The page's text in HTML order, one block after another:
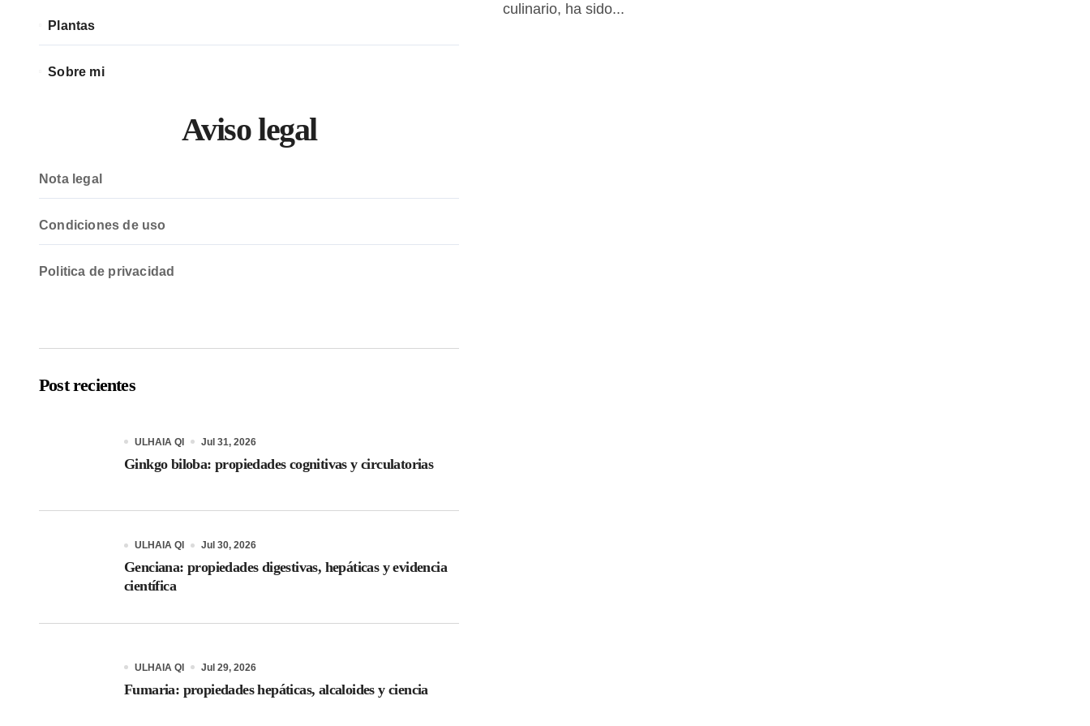
Plantas
Sobre mi
Aviso legal
Nota legal
Condiciones de uso
Politica de privacidad
Post recientes
ULHAIA QI Jul 31, 2026
Ginkgo biloba: propiedades cognitivas y circulatorias
ULHAIA QI Jul 30, 2026
Genciana: propiedades digestivas, hepáticas y evidencia
científica
ULHAIA QI Jul 29, 2026
Fumaria: propiedades hepáticas, alcaloides y ciencia
culinario, ha sido...